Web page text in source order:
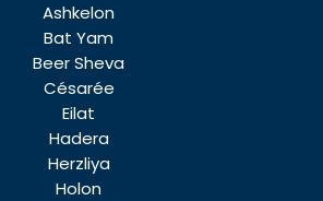
Ashkelon
Bat Yam
Beer Sheva
Césarée
Eilat
Hadera
Herzliya
Holon